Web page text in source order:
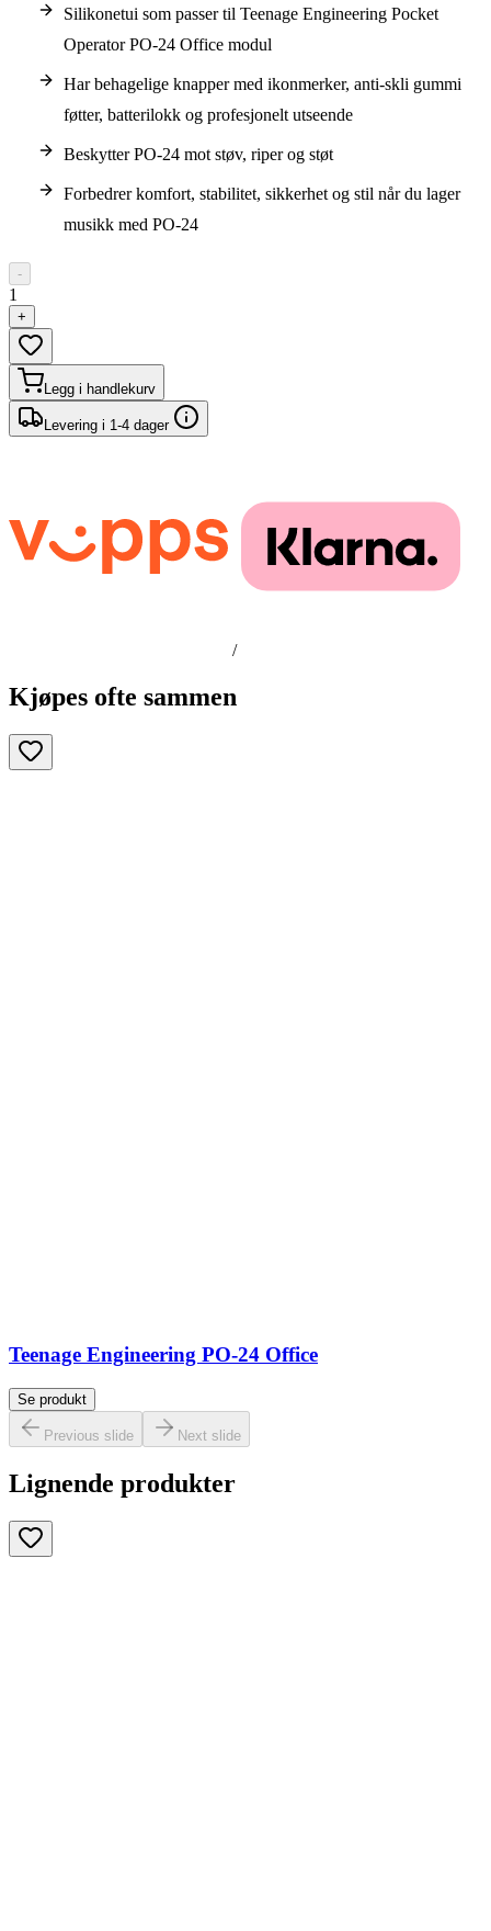
Silikonetui som passer til Teenage Engineering Pocket
Operator PO-24 Office modul
Har behagelige knapper med ikonmerker, anti-skli gummi
føtter, batterilokk og profesjonelt utseende
Beskytter PO-24 mot støv, riper og støt
Forbedrer komfort, stabilitet, sikkerhet og stil når du lager
musikk med PO-24
-
1
+
Legg i handlekurv
Levering i 1-4 dager
/
Kjøpes ofte sammen
Teenage Engineering PO-24 Office
Se produkt
Previous slide Next slide
Lignende produkter